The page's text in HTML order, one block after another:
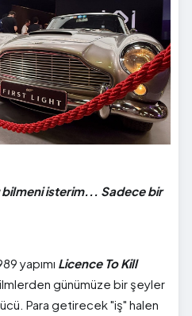
bilmeni isterim... Sadece bir
yapımı Licence To Kill
günümüze bir şeyler
Para getirecek "iş" halen